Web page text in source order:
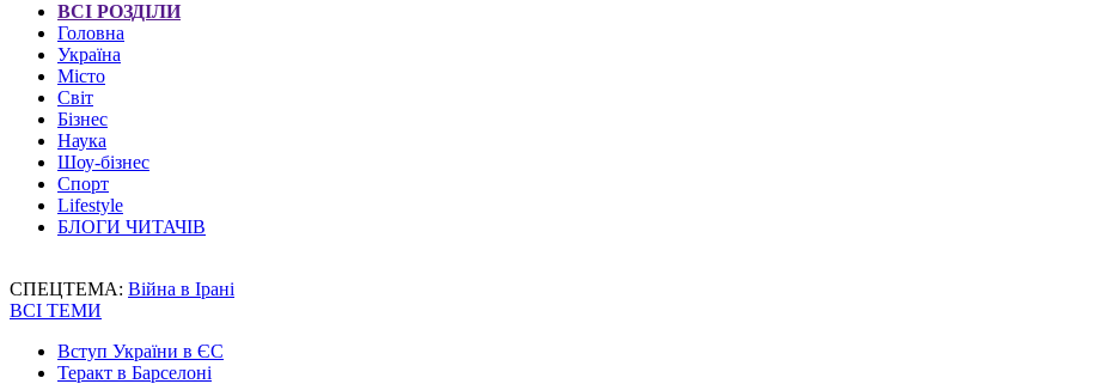
ВСІ РОЗДІЛИ
Головна
Україна
Місто
Світ
Бізнес
Наука
Шоу-бізнес
Спорт
Lifestyle
БЛОГИ ЧИТАЧІВ
СПЕЦТЕМА: Війна в Ірані
ВСІ ТЕМИ
Вступ України в ЄС
Теракт в Барселоні